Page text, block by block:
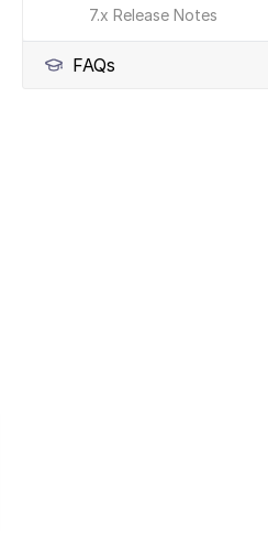
7.x Release Notes
FAQs